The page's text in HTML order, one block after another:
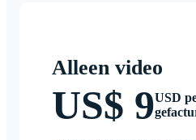
Alleen video
US$ 9USD